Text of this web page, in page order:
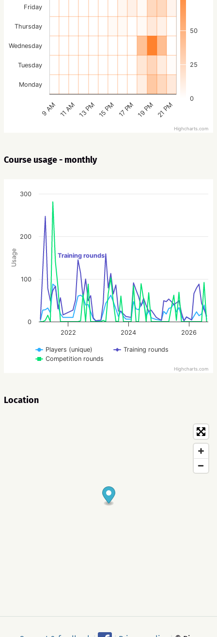
0
25
50
9 AM 11 AM 13 PM 15 PM 17 PM 19 PM 21 PM
Monday
Tuesday
Wednesday
Thursday
Friday
Highcharts.com
Course usage - monthly
Usage Training rounds
Players (unique)
Training rounds
Competition rounds
2022 2024 2026
0
100
200
300
Highcharts.com
Location